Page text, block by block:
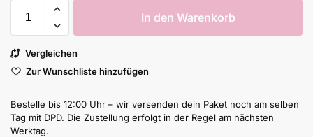
In den Warenkorb
Vergleichen
Zur Wunschliste hinzufügen
Bestelle bis 12:00 Uhr – wir versenden dein Paket noch am selben
Tag mit DPD. Die Zustellung erfolgt in der Regel am nächsten
Werktag.